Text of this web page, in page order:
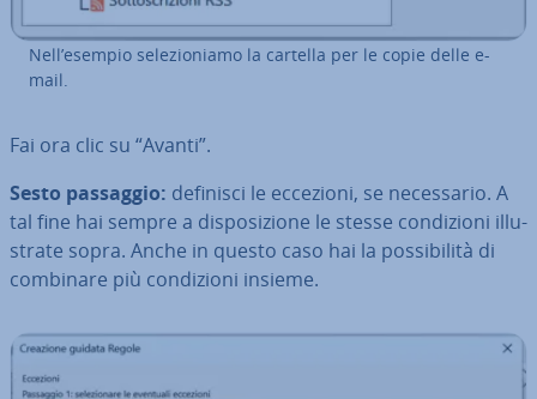
Nell’esempio se­le­zio­nia­mo la cartella per le copie delle e-
mail.
Fai ora clic su “Avanti”.
Sesto passaggio: definisci le eccezioni, se ne­ces­sa­rio. A
tal fine hai sempre a di­spo­si­zio­ne le stesse con­di­zio­ni il­lu­
stra­te sopra. Anche in questo caso hai la pos­si­bi­li­tà di
combinare più con­di­zio­ni insieme.